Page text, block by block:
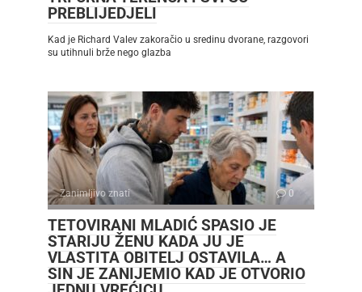
PREBLIJEDJELI
Kad je Richard Valev zakoračio u sredinu dvorane, razgovori
su utihnuli brže nego glazba
Zanimljivo znati 0
TETOVIRANI MLADIĆ SPASIO JE
STARIJU ŽENU KADA JU JE
VLASTITA OBITELJ OSTAVILA… A
SIN JE ZANIJEMIO KAD JE OTVORIO